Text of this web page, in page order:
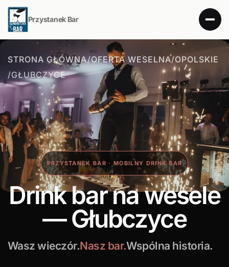
Przystanek Bar
STRONA GŁÓWNA/OFERTA WESELNA/OPOLSKIE
/GŁUBCZYCE
PRZYSTANEK BAR · MOBILNY DRINK BAR
Drink bar na wesele
— Głubczyce
Wasz wieczór.Nasz bar.Wspólna historia.